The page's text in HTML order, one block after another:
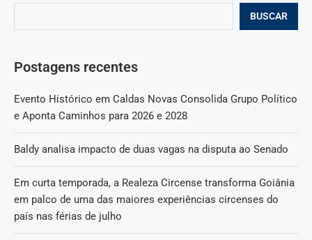
BUSCAR
Postagens recentes
Evento Histórico em Caldas Novas Consolida Grupo Político
e Aponta Caminhos para 2026 e 2028
Baldy analisa impacto de duas vagas na disputa ao Senado
Em curta temporada, a Realeza Circense transforma Goiânia
em palco de uma das maiores experiências circenses do
país nas férias de julho